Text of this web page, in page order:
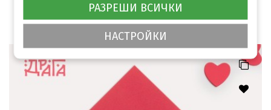
Сходни продукти
РАЗРЕШИ ВСИЧКИ
НАСТРОЙКИ